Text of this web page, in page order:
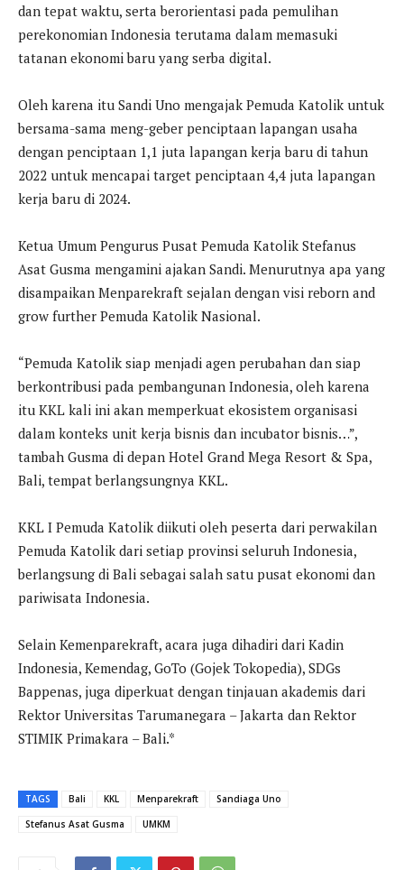
dan tepat waktu, serta berorientasi pada pemulihan
perekonomian Indonesia terutama dalam memasuki
tatanan ekonomi baru yang serba digital.
Oleh karena itu Sandi Uno mengajak Pemuda Katolik untuk
bersama-sama meng-geber penciptaan lapangan usaha
dengan penciptaan 1,1 juta lapangan kerja baru di tahun
2022 untuk mencapai target penciptaan 4,4 juta lapangan
kerja baru di 2024.
Ketua Umum Pengurus Pusat Pemuda Katolik Stefanus
Asat Gusma mengamini ajakan Sandi. Menurutnya apa yang
disampaikan Menparekraft sejalan dengan visi reborn and
grow further Pemuda Katolik Nasional.
“Pemuda Katolik siap menjadi agen perubahan dan siap
berkontribusi pada pembangunan Indonesia, oleh karena
itu KKL kali ini akan memperkuat ekosistem organisasi
dalam konteks unit kerja bisnis dan incubator bisnis…”,
tambah Gusma di depan Hotel Grand Mega Resort & Spa,
Bali, tempat berlangsungnya KKL.
KKL I Pemuda Katolik diikuti oleh peserta dari perwakilan
Pemuda Katolik dari setiap provinsi seluruh Indonesia,
berlangsung di Bali sebagai salah satu pusat ekonomi dan
pariwisata Indonesia.
Selain Kemenparekraft, acara juga dihadiri dari Kadin
Indonesia, Kemendag, GoTo (Gojek Tokopedia), SDGs
Bappenas, juga diperkuat dengan tinjauan akademis dari
Rektor Universitas Tarumanegara – Jakarta dan Rektor
STIMIK Primakara – Bali.*
TAGS Bali KKL Menparekraft
Sandiaga Uno
Stefanus Asat Gusma
UMKM